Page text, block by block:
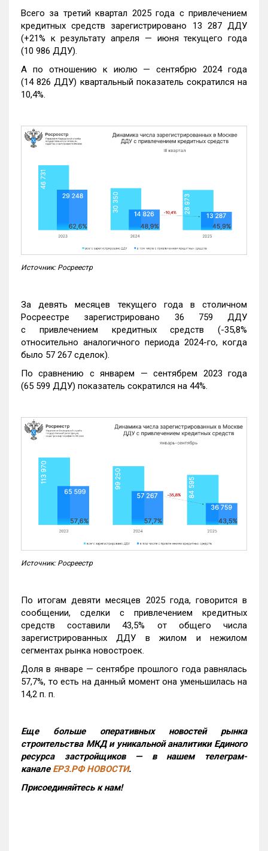
Всего за третий квартал 2025 года с привлечением
кредитных средств зарегистрировано 13 287 ДДУ
(+21% к результату апреля — июня текущего года
(10 986 ДДУ).
А по отношению к июлю — сентябрю 2024 года
(14 826 ДДУ) квартальный показатель сократился на
10,4%.
Источник: Росреестр
За девять месяцев текущего года в столичном
Росреестре зарегистрировано 36 759 ДДУ
с привлечением кредитных средств (-35,8%
относительно аналогичного периода 2024-го, когда
было 57 267 сделок).
По сравнению с январем — сентябрем 2023 года
(65 599 ДДУ) показатель сократился на 44%.
Источник: Росреестр
По итогам девяти месяцев 2025 года, говорится в
сообщении, сделки с привлечением кредитных
средств составили 43,5% от общего числа
зарегистрированных ДДУ в жилом и нежилом
сегментах рынка новостроек.
Доля в январе — сентябре прошлого года равнялась
57,7%, то есть на данный момент она уменьшилась на
14,2 п. п.
Еще больше оперативных новостей рынка
строительства МКД и уникальной аналитики Единого
ресурса застройщиков — в нашем телеграм-
канале ЕРЗ.РФ НОВОСТИ.
Присоединяйтесь к нам!